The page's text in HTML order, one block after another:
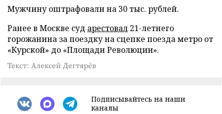
Мужчину оштрафовали на 30 тыс. рублей.
Ранее в Москве суд арестовал 21-летнего
горожанина за поездку на сцепке поезда метро от
«Курской» до «Площади Революции».
Текст: Алексей Дегтярёв
Подписывайтесь на наши
каналы